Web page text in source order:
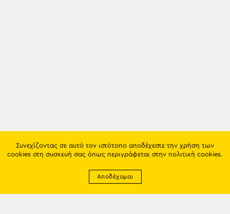
Συνεχίζοντας σε αυτό τον ιστότοπο αποδέχεστε την χρήση των
cookies στη συσκευή σας όπως περιγράφεται στην πολιτική cookies.
Αποδέχομαι